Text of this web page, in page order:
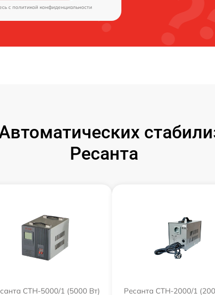
c политикой конфиденциальности
Ресанта
СТН-5000/1 (5000 Вт) Ресанта СТН-2000/1